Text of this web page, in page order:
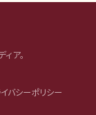
ア。
バシーポリシー